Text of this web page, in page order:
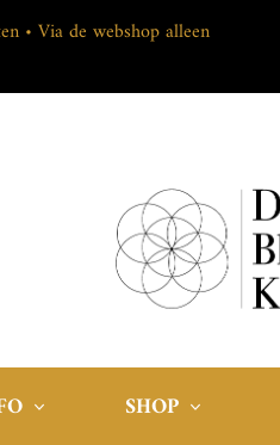
• Via de webshop alleen
SHOP